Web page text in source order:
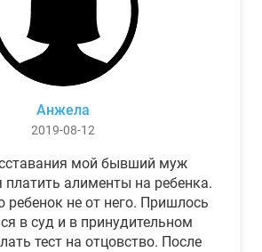
Анжела
2019-08-12
мой бывший муж
платить алименты на ребенка.
ребенок не от него. Пришлось
в суд и в принудительном
тест на отцовство. После